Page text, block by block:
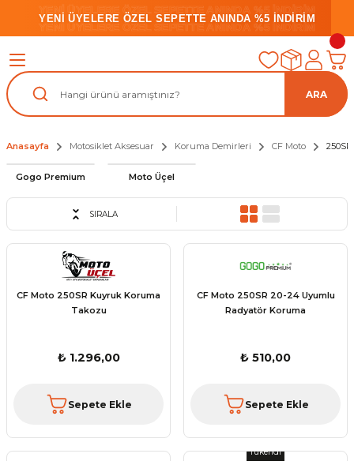
YENİ ÜYELERE ÖZEL SEPETTE ANINDA %5 İNDİRİM
YENİ ÜYELERE ÖZEL SEPETTE ANINDA %5 İNDİRİM
YENİ ÜYELERE ÖZEL SEPETTE ANINDA %5 İNDİRİM
ARA
Anasayfa Motosiklet Aksesuar Koruma Demirleri CF Moto 250SR
Gogo Premium Moto Üçel
SIRALA
CF Moto 250SR Kuyruk Koruma
Takozu
₺ 1.296,00
Sepete Ekle
CF Moto 250SR 20-24 Uyumlu
Radyatör Koruma
₺ 510,00
Sepete Ekle
Tükendi